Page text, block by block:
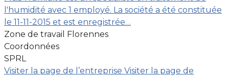
l'humidité avec 1 employé. La société a été constituée
le 11-11-2015 et est enregistrée…
Zone de travail Florennes
Coordonnées
SPRL
Visiter la page de l’entreprise Visiter la page de